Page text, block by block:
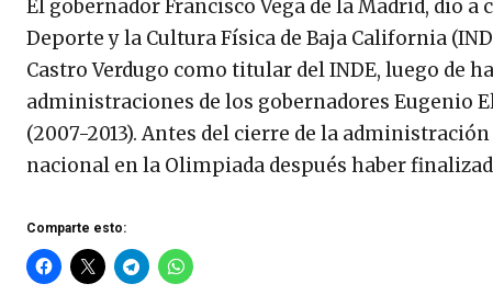
El gobernador Francisco Vega de la Madrid, dio
Deporte y la Cultura Física de Baja California
Castro Verdugo como titular del INDE, luego de
administraciones de los gobernadores Eugenio
(2007-2013). Antes del cierre de la
nacional en la Olimpiada después haber
Comparte esto: